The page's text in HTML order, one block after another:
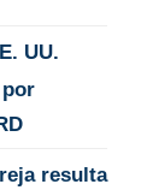
UU.
resulta